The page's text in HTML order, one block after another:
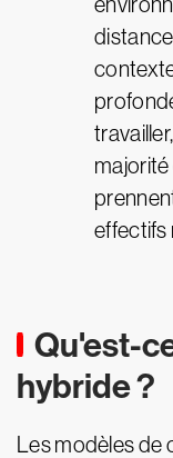
majorité
effectifs
Qu'est-
hybride ?
Les modèles de